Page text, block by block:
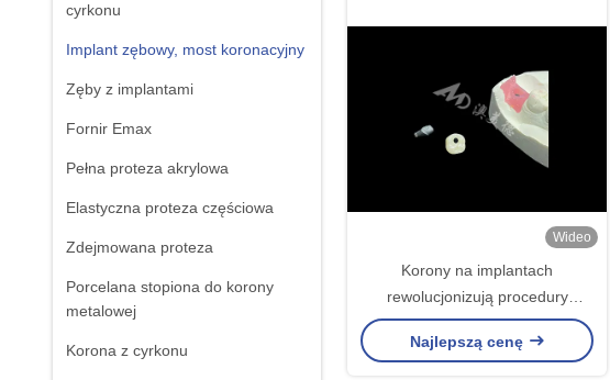
cyrkonu
Implant zębowy, most koronacyjny
Zęby z implantami
Fornir Emax
Pełna proteza akrylowa
Elastyczna proteza częściowa
Zdejmowana proteza
Porcelana stopiona do korony
metalowej
Korona z cyrkonu
Wideo
Korony na implantach
rewolucjonizują procedury
stomatologii odtwórczej
Najlepszą cenę